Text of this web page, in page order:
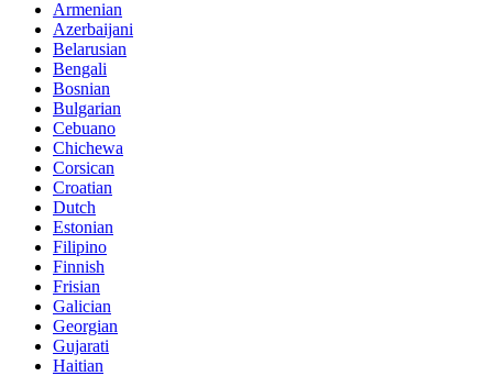
Armenian
Azerbaijani
Belarusian
Bengali
Bosnian
Bulgarian
Cebuano
Chichewa
Corsican
Croatian
Dutch
Estonian
Filipino
Finnish
Frisian
Galician
Georgian
Gujarati
Haitian